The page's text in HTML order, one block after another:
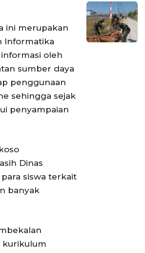
ini merupakan
Informatika
oleh
sumber daya
penggunaan
sehingga sejak
penyampaian
Dinas
siswa terkait
banyak
kurikulum